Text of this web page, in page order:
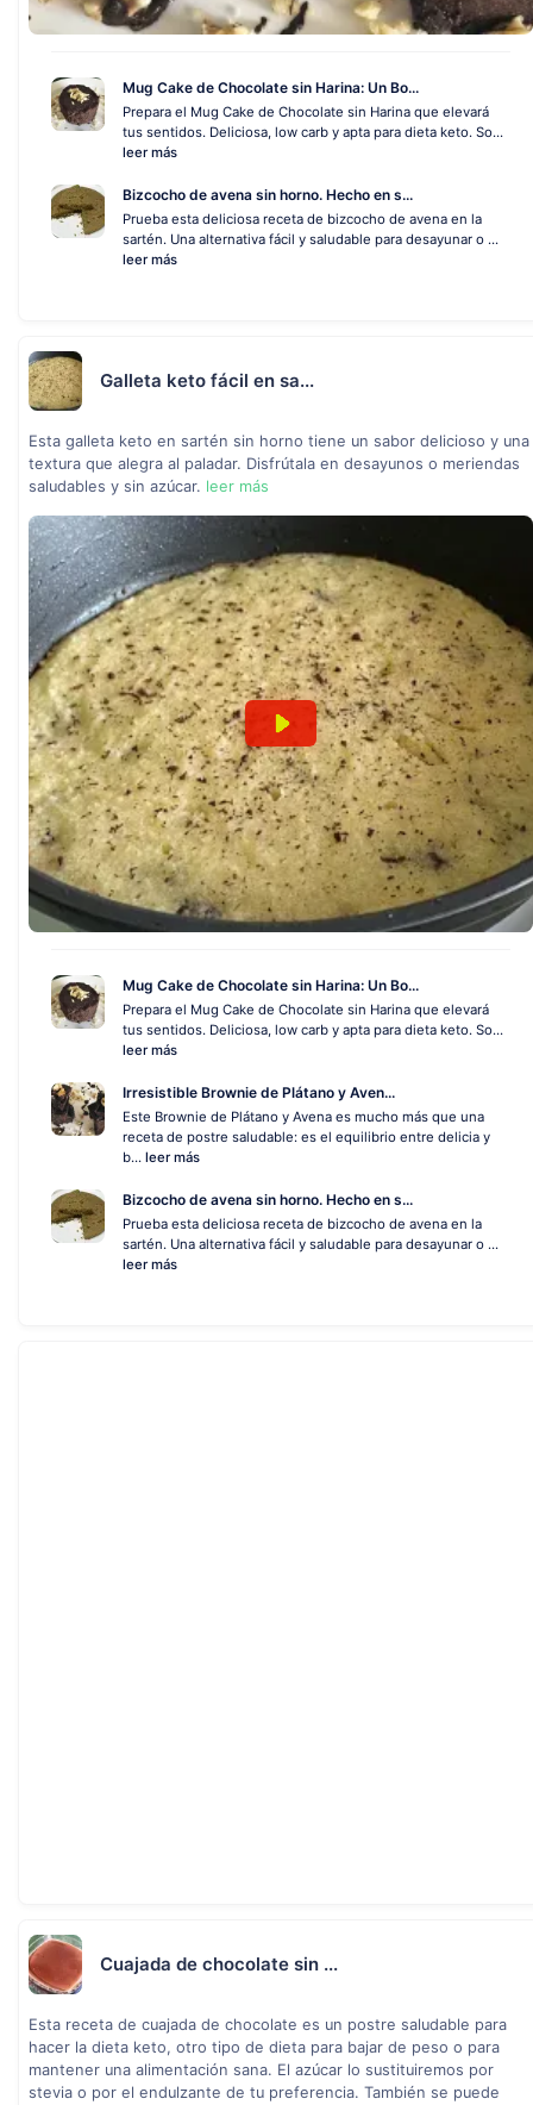
Mug Cake de Chocolate sin Harina: Un Bo...
Prepara el Mug Cake de Chocolate sin Harina que elevará
tus sentidos. Deliciosa, low carb y apta para dieta keto. So...
leer más
Bizcocho de avena sin horno. Hecho en s...
Prueba esta deliciosa receta de bizcocho de avena en la
sartén. Una alternativa fácil y saludable para desayunar o ...
leer más
Galleta keto fácil en sa...
Esta galleta keto en sartén sin horno tiene un sabor delicioso y una
textura que alegra al paladar. Disfrútala en desayunos o meriendas
saludables y sin azúcar. leer más
Mug Cake de Chocolate sin Harina: Un Bo...
Prepara el Mug Cake de Chocolate sin Harina que elevará
tus sentidos. Deliciosa, low carb y apta para dieta keto. So...
leer más
Irresistible Brownie de Plátano y Aven...
Este Brownie de Plátano y Avena es mucho más que una
receta de postre saludable: es el equilibrio entre delicia y
b... leer más
Bizcocho de avena sin horno. Hecho en s...
Prueba esta deliciosa receta de bizcocho de avena en la
sartén. Una alternativa fácil y saludable para desayunar o ...
leer más
Cuajada de chocolate sin ...
Esta receta de cuajada de chocolate es un postre saludable para
hacer la dieta keto, otro tipo de dieta para bajar de peso o para
mantener una alimentación sana. El azúcar lo sustituiremos por
stevia o por el endulzante de tu preferencia. También se puede